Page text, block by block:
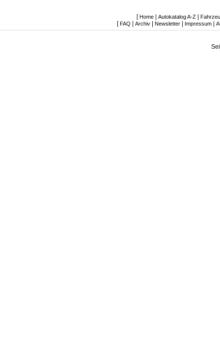
[Home | Autokatalog A-Z |
[FAQ | Archiv| Newsletter| Impressum|